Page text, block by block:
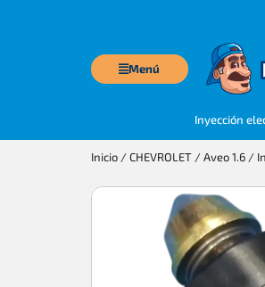
Menú
Inyección
Inicio /CHEVROLET /Aveo 1.6 /